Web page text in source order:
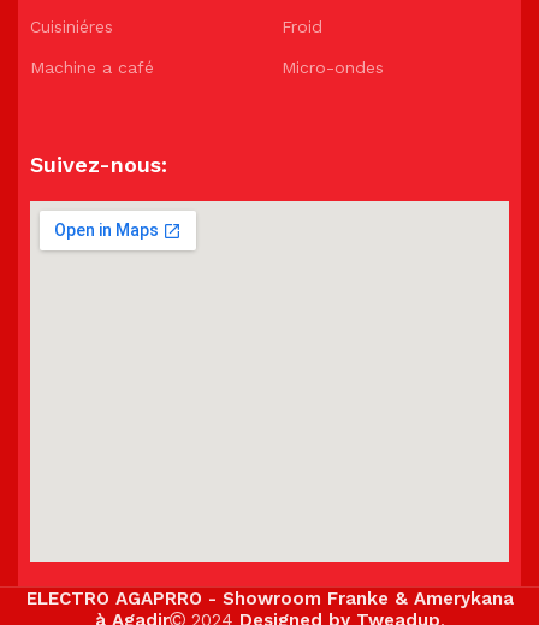
Cuisiniéres
Machine a café
Froid
Micro-ondes
Suivez-nous:
ELECTRO AGAPRRO - Showroom Franke & Amerykana
à Agadir
2024 Designed by Tweadup.